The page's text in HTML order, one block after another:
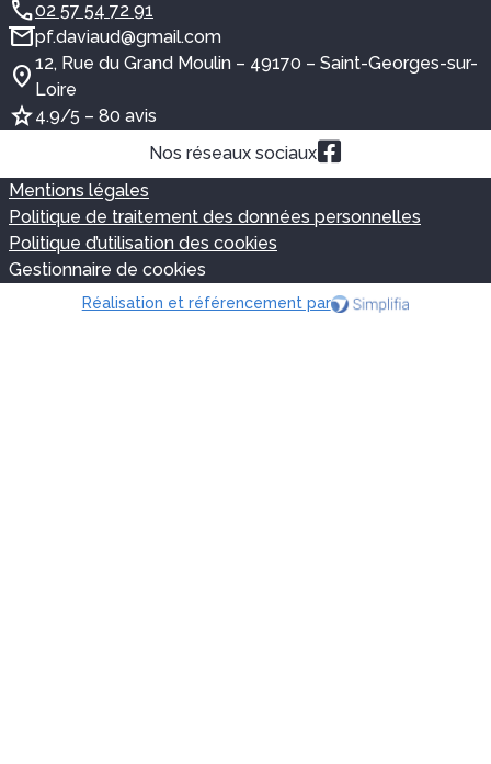
02 57 54 72 91
pf.daviaud@gmail.com
12, Rue du Grand Moulin – 49170 – Saint-Georges-sur-
Loire
4.9/5 – 80 avis
Nos réseaux sociaux
Mentions légales
Politique de traitement des données personnelles
Politique d’utilisation des cookies
Gestionnaire de cookies
Réalisation et référencement par